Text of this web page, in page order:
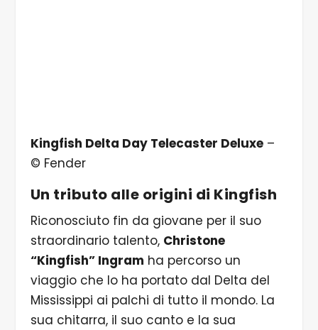
Kingfish Delta Day Telecaster Deluxe–
© Fender
Un tributo alle origini di Kingfish
Riconosciuto fin da giovane per il suo
straordinario talento, Christone
“Kingfish” Ingram ha percorso un
viaggio che lo ha portato dal Delta del
Mississippi ai palchi di tutto il mondo. La
sua chitarra, il suo canto e la sua